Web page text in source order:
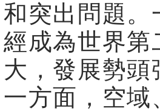
和突出問題。
經成為世界第
大，發展勢頭
一方面，空域